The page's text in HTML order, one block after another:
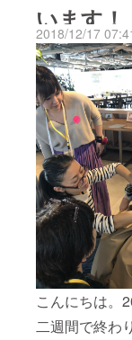
います！
2018/12/17
こんにちは。
二週間で終わ